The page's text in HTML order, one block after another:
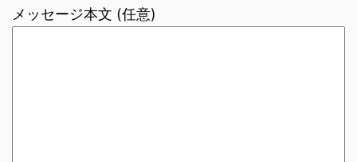
メッセージ本文 (任意)